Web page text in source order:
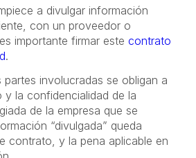
a divulgar información
con un proveedor o
importante firmar este contrato
.
involucradas se obligan a
y la confidencialidad de la
de la empresa que se
“divulgada” queda
contrato, y la pena aplicable en